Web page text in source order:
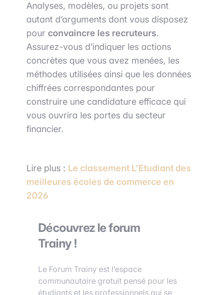
Analyses, modèles, ou projets sont
autant d’arguments dont vous disposez
pour convaincre les recruteurs.
Assurez-vous d’indiquer les actions
concrètes que vous avez menées, les
méthodes utilisées ainsi que les données
chiffrées correspondantes pour
construire une candidature efficace qui
vous ouvrira les portes du secteur
financier.
Lire plus : Le classement L'Etudiant des
meilleures écoles de commerce en
2026
Découvrez le forum
Trainy !
Le Forum Trainy est l’espace
communautaire gratuit pensé pour les
étudiants et les professionnels qui se